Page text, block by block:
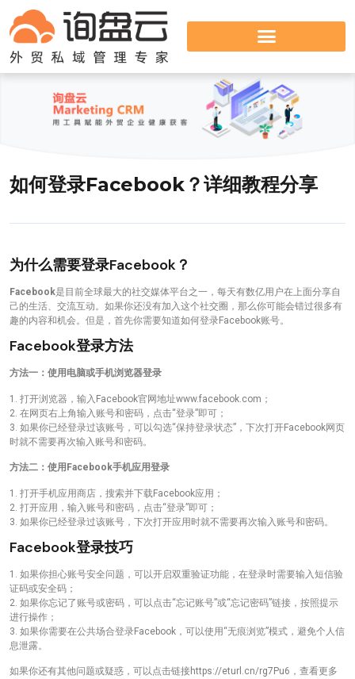
如何登录Facebook？详细教程分享
为什么需要登录Facebook？
Facebook是目前全球最大的社交媒体平台之一，每天有数亿用户在上面分享自
己的生活、交流互动。如果你还没有加入这个社交圈，那么你可能会错过很多有
趣的内容和机会。但是，首先你需要知道如何登录Facebook账号。
Facebook登录方法
方法一：使用电脑或手机浏览器登录
1. 打开浏览器，输入Facebook官网地址www.facebook.com；
2. 在网页右上角输入账号和密码，点击“登录”即可；
3. 如果你已经登录过该账号，可以勾选“保持登录状态”，下次打开Facebook网页
时就不需要再次输入账号和密码。
方法二：使用Facebook手机应用登录
1. 打开手机应用商店，搜索并下载Facebook应用；
2. 打开应用，输入账号和密码，点击“登录”即可；
3. 如果你已经登录过该账号，下次打开应用时就不需要再次输入账号和密码。
Facebook登录技巧
1. 如果你担心账号安全问题，可以开启双重验证功能，在登录时需要输入短信验
证码或安全码；
2. 如果你忘记了账号或密码，可以点击“忘记账号”或“忘记密码”链接，按照提示
进行操作；
3. 如果你需要在公共场合登录Facebook，可以使用“无痕浏览”模式，避免个人信
息泄露。
如果你还有其他问题或疑惑，可以点击链接https://eturl.cn/rg7Pu6，查看更多